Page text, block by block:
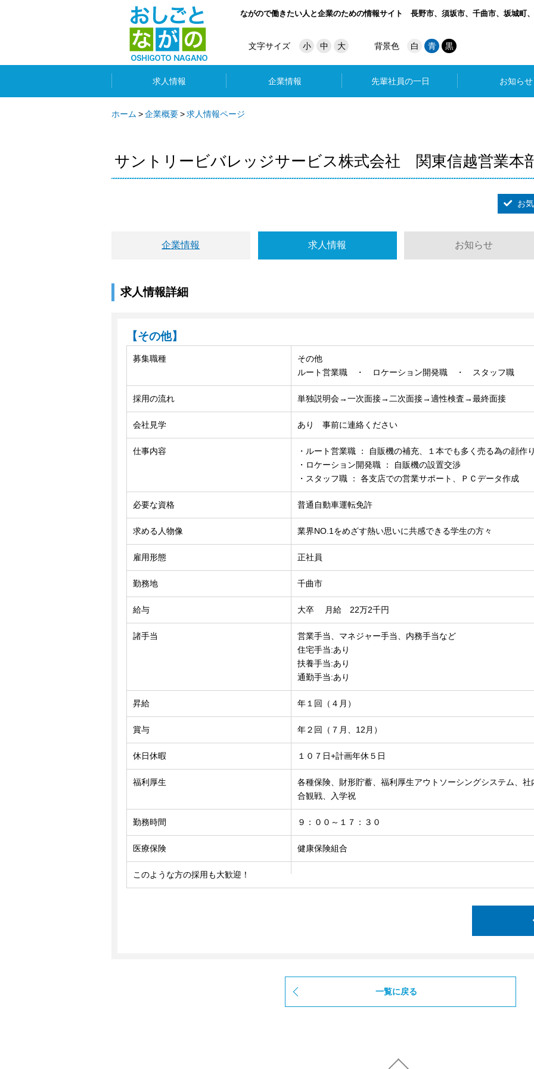
ながので働きたい人と企業のための情報サイト 長野市、須坂市、千曲市、坂城町
文字サイズ 小 中 大 背景色 白 青 黒
求人情報 企業情報 先輩社員の一日 お知らせ
ホーム 企業概要 求人情報ページ
サントリービバレッジサービス株式会社 関東信越営業本
お
企業情報 求人情報 お知らせ
求人情報詳細
【その他】
募集職種
その他
ルート営業職 ・ ロケーション開発職 ・ スタッフ職
採用の流れ 単独説明会→一次面接→二次面接→適性検査→最終面接
会社見学 あり 事前に連絡ください
仕事内容
・ルート営業職 ： 自販機の補充、１本でも多く売る為の顔作
・ロケーション開発職 ： 自販機の設置交渉
・スタッフ職 ： 各支店での営業サポート、ＰＣデータ作成
必要な資格 普通自動車運転免許
求める人物像 業界NO.1をめざす熱い思いに共感できる学生の方々
雇用形態 正社員
勤務地 千曲市
給与 大卒 月給 22万2千円
諸手当
営業手当、マネジャー手当、内務手当など
住宅手当:あり
扶養手当:あり
通勤手当:あり
昇給 年１回（４月）
賞与 年２回（７月、12月）
休日休暇 １０７日+計画年休５日
福利厚生
各種保険、財形貯蓄、福利厚生アウトソーシングシステム、
合観戦、入学祝
勤務時間 ９：００～１７：３０
医療保険 健康保険組合
このような方の採用も大歓迎！
一覧に戻る